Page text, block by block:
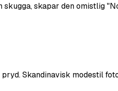
skapar den omistlig
Skandinavisk modestil